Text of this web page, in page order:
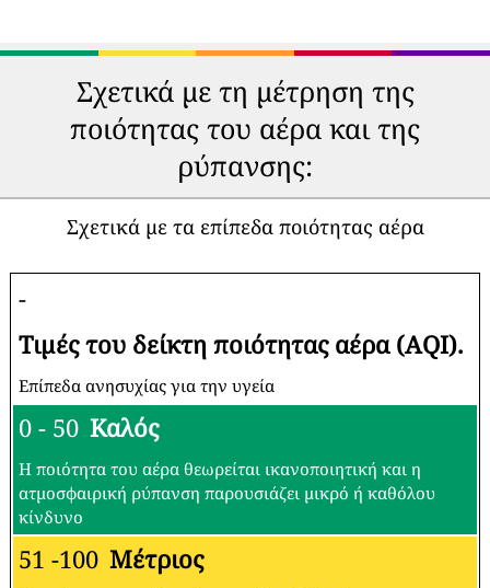
Σχετικά με τη μέτρηση της
ποιότητας του αέρα και της
ρύπανσης:
Σχετικά με τα επίπεδα ποιότητας αέρα
-
Τιμές του δείκτη ποιότητας αέρα (AQI).
Επίπεδα ανησυχίας για την υγεία
0 - 50 Καλός
Η ποιότητα του αέρα θεωρείται ικανοποιητική και η
ατμοσφαιρική ρύπανση παρουσιάζει μικρό ή καθόλου
κίνδυνο
51 -100 Μέτριος